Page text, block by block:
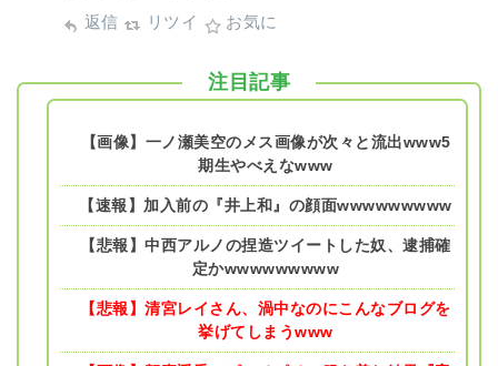
返信 リツイ お気に
注目記事
【画像】一ノ瀬美空のメス画像が次々と流出www5
期生やべえなwww
【速報】加入前の『井上和』の顔面wwwwwwwww
【悲報】中西アルノの捏造ツイートした奴、逮捕確
定かwwwwwwwww
【悲報】清宮レイさん、渦中なのにこんなブログを
挙げてしまうwww